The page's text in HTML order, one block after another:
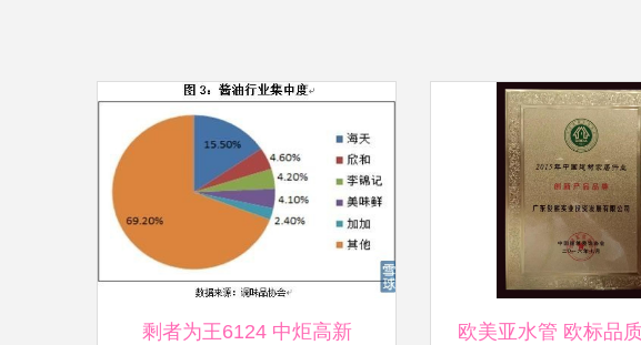
剩者为王6124 中炬高新 欧美亚水管 欧标品